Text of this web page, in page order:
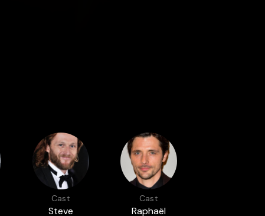
Cast
Steve
Cast
Raphaël